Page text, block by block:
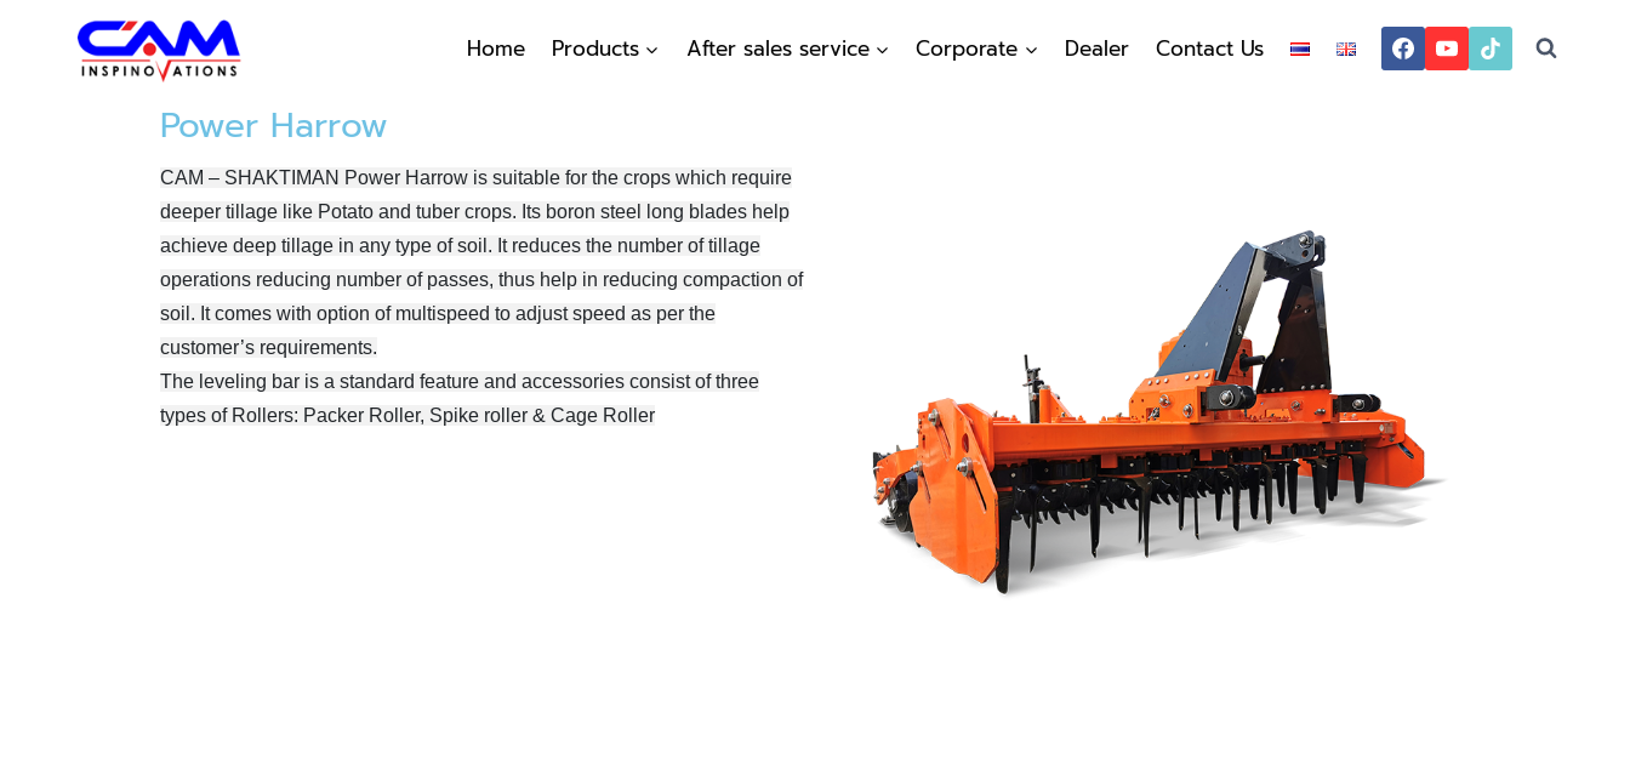
Home Products After sales service Corporate Dealer Contact Us
Power Harrow
CAM – SHAKTIMAN Power Harrow is suitable for the crops which require
deeper tillage like Potato and tuber crops. Its boron steel long blades help
achieve deep tillage in any type of soil. It reduces the number of tillage
operations reducing number of passes, thus help in reducing compaction of
soil. It comes with option of multispeed to adjust speed as per the
customer’s requirements.
The leveling bar is a standard feature and accessories consist of three
types of Rollers: Packer Roller, Spike roller & Cage Roller